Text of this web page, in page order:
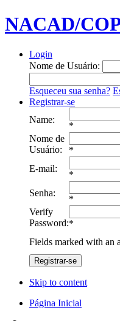
NACAD/
Login
Nome de Usuário:
Esqueceu sua senha?
Registrar-se
Name:
*
Nome de
Usuário:
*
E-mail:
*
Senha:
*
Verify
Password:*
Fields marked with an
Registrar-se
Skip to content
Página Inicial